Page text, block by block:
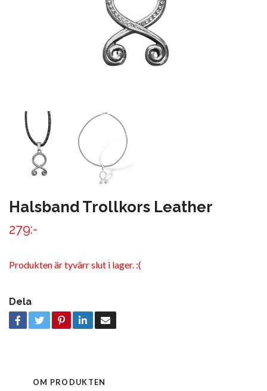
Halsband Trollkors Leather
279:-
Produkten är tyvärr slut i lager. :(
Dela
OM PRODUKTEN